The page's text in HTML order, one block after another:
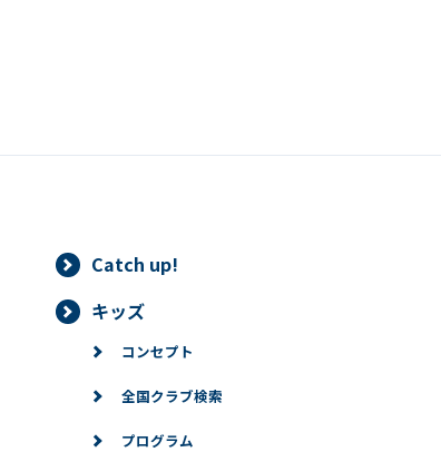
Catch up!
キッズ
コンセプト
全国クラブ検索
プログラム